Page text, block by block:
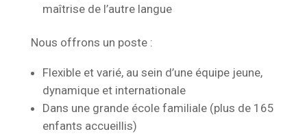
maîtrise de l’autre langue
Nous offrons un poste :
Flexible et varié, au sein d’une équipe jeune,
dynamique et internationale
Dans une grande école familiale (plus de 165
enfants accueillis)